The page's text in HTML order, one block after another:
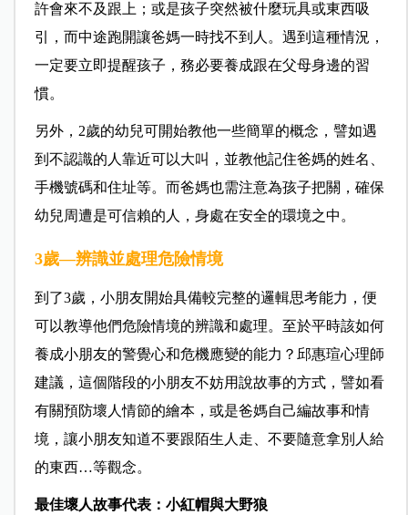
許會來不及跟上；或是孩子突然被什麼玩具或東西吸
引，而中途跑開讓爸媽一時找不到人。遇到這種情況，
一定要立即提醒孩子，務必要養成跟在父母身邊的習
慣。
另外，2歲的幼兒可開始教他一些簡單的概念，譬如遇
到不認識的人靠近可以大叫，並教他記住爸媽的姓名、
手機號碼和住址等。而爸媽也需注意為孩子把關，確保
幼兒周遭是可信賴的人，身處在安全的環境之中。
3歲—辨識並處理危險情境
到了3歲，小朋友開始具備較完整的邏輯思考能力，便
可以教導他們危險情境的辨識和處理。至於平時該如何
養成小朋友的警覺心和危機應變的能力？邱惠瑄心理師
建議，這個階段的小朋友不妨用說故事的方式，譬如看
有關預防壞人情節的繪本，或是爸媽自己編故事和情
境，讓小朋友知道不要跟陌生人走、不要隨意拿別人給
的東西…等觀念。
最佳壞人故事代表：小紅帽與大野狼